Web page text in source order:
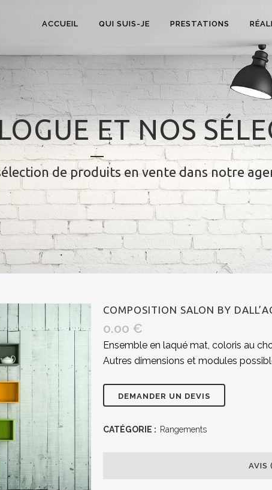
ACCUEIL QUI SUIS-JE PRESTATIONS
ET NOS
de produits en vente dans notre
COMPOSITION SALON BY
0.00 €
Ensemble en laqué mat, coloris au
Autres dimensions et modules
CATÉGORIE : Rangements
AVIS